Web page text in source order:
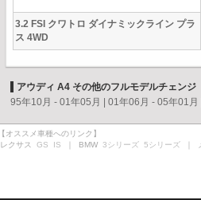
3.2 FSI クワトロ ダイナミックライン プラ
ス 4WD
アウディ A4 その他のフルモデルチェンジ
95年10月 - 01年05月
01年06月 - 05年01月
【オススメ車種へのリンク】
レクサス GS IS ｜ BMW 3シリーズ 5シリーズ ｜